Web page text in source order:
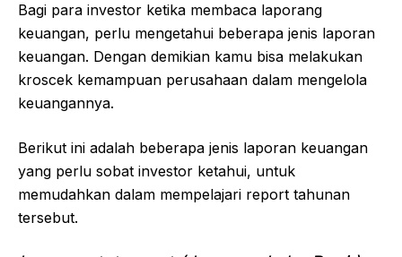
Bagi para investor ketika membaca laporang
keuangan, perlu mengetahui beberapa jenis laporan
keuangan. Dengan demikian kamu bisa melakukan
kroscek kemampuan perusahaan dalam mengelola
keuangannya.
Berikut ini adalah beberapa jenis laporan keuangan
yang perlu sobat investor ketahui, untuk
memudahkan dalam mempelajari report tahunan
tersebut.